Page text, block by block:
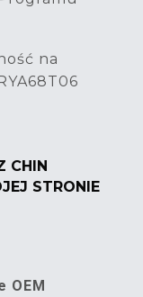
na
CHIN
STRONIE
OEM